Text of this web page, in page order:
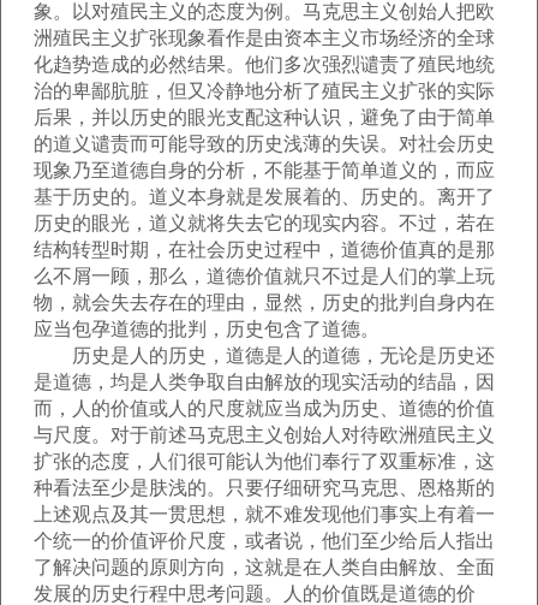
象。以对殖民主义的态度为例。马克思主义创始人把欧
洲殖民主义扩张现象看作是由资本主义市场经济的全球
化趋势造成的必然结果。他们多次强烈谴责了殖民地统
治的卑鄙肮脏，但又冷静地分析了殖民主义扩张的实际
后果，并以历史的眼光支配这种认识，避免了由于简单
的道义谴责而可能导致的历史浅薄的失误。对社会历史
现象乃至道德自身的分析，不能基于简单道义的，而应
基于历史的。道义本身就是发展着的、历史的。离开了
历史的眼光，道义就将失去它的现实内容。不过，若在
结构转型时期，在社会历史过程中，道德价值真的是那
么不屑一顾，那么，道德价值就只不过是人们的掌上玩
物，就会失去存在的理由，显然，历史的批判自身内在
应当包孕道德的批判，历史包含了道德。
历史是人的历史，道德是人的道德，无论是历史还
是道德，均是人类争取自由解放的现实活动的结晶，因
而，人的价值或人的尺度就应当成为历史、道德的价值
与尺度。对于前述马克思主义创始人对待欧洲殖民主义
扩张的态度，人们很可能认为他们奉行了双重标准，这
种看法至少是肤浅的。只要仔细研究马克思、恩格斯的
上述观点及其一贯思想，就不难发现他们事实上有着一
个统一的价值评价尺度，或者说，他们至少给后人指出
了解决问题的原则方向，这就是在人类自由解放、全面
发展的历史行程中思考问题。人的价值既是道德的价